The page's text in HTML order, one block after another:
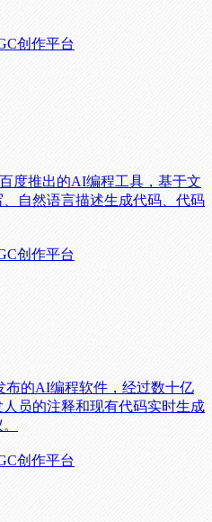
创作平台
度推出的AI编程工具，基于文
自然语言描述生成代码、代码
创作平台
布的AI编程软件，经过数十亿
员的注释和现有代码实时生成
创作平台